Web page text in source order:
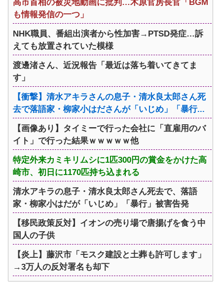
高市首相の被災地動画に批判…木原官房長官「BGM
も情報発信の一つ」
NHK職員、番組出演者から性加害→PTSD発症…訴
えても放置されていた模様
渡邊渚さん、近況報告「最近は落ち着いてきてま
す」
【衝撃】清水アキラさんの息子・清水良太郎さん死
去で落語家・柳家小はださんが「いじめ」「暴行...
【画像あり】タイミーで行った会社に「直雇用のバ
イト」で行った結果ｗｗｗｗｗ他
特定外来カミキリムシに1匹300円の賞金をかけた高
崎市、初日に1170匹持ち込まれる
清水アキラの息子・清水良太郎さん死去で、落語
家・柳家小はだが「いじめ」「暴行」被害告発
【移民政策反対】イオンの売り場で唐揚げを食う中
国人の子供
【炎上】藤沢市「モスク建設と土葬も許可します」
→3万人の反対署名も却下